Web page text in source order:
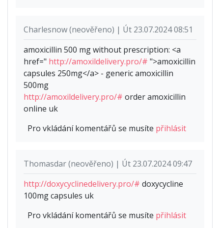
Charlesnow (neověřeno) | Út 23.07.2024 08:51
amoxicillin 500 mg without prescription: <a
href=" http://amoxildelivery.pro/# ">amoxicillin
capsules 250mg</a> - generic amoxicillin
500mg
http://amoxildelivery.pro/# order amoxicillin
online uk
Pro vkládání komentářů se musíte přihlásit
Thomasdar (neověřeno) | Út 23.07.2024 09:47
http://doxycyclinedelivery.pro/# doxycycline
100mg capsules uk
Pro vkládání komentářů se musíte přihlásit